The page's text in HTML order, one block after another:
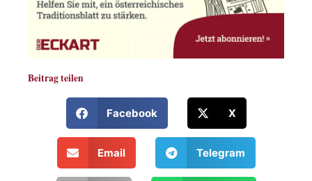
Beitrag teilen
Facebook X
Email Telegram